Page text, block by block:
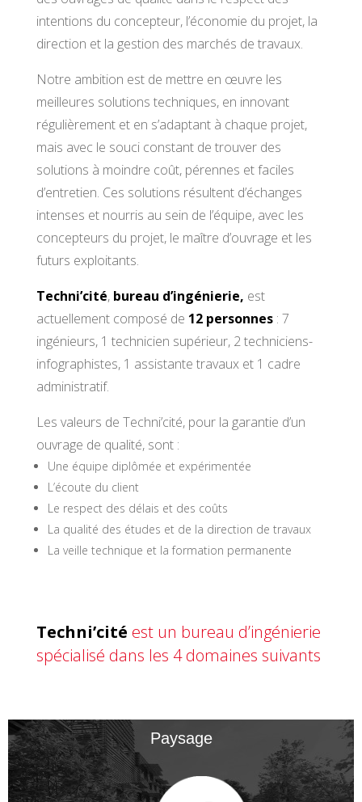
intentions du concepteur, l’économie du projet, la
direction et la gestion des marchés de travaux.
Notre ambition est de mettre en œuvre les
meilleures solutions techniques, en innovant
régulièrement et en s’adaptant à chaque projet,
mais avec le souci constant de trouver des
solutions à moindre coût, pérennes et faciles
d’entretien. Ces solutions résultent d’échanges
intenses et nourris au sein de l’équipe, avec les
concepteurs du projet, le maître d’ouvrage et les
futurs exploitants.
Techni’cité, bureau d’ingénierie, est
actuellement composé de 12 personnes: 7
ingénieurs, 1 technicien supérieur, 2 techniciens-
infographistes, 1 assistante travaux et 1 cadre
administratif.
Les valeurs de Techni’cité, pour la garantie d’un
ouvrage de qualité, sont :
Une équipe diplômée et expérimentée
L’écoute du client
Le respect des délais et des coûts
La qualité des études et de la direction de travaux
La veille technique et la formation permanente
Techni’cité est un bureau d’ingénierie
spécialisé dans les 4 domaines suivants
Paysage